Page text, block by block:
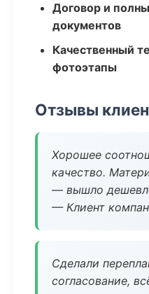
Договор и
документов
Качественный
фотоэтапы
Отзывы
Хорошее
качество.
— вышло
— Клиент
Сделали
согласование,